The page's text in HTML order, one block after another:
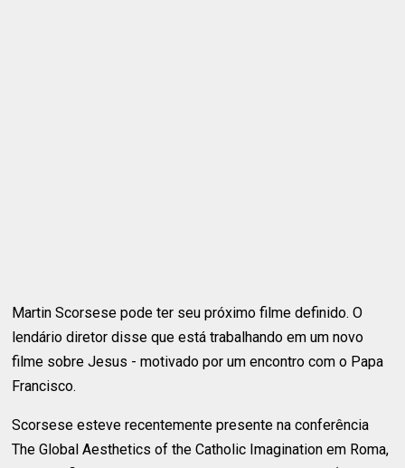
Martin Scorsese pode ter seu próximo filme definido. O
lendário diretor disse que está trabalhando em um novo
filme sobre Jesus - motivado por um encontro com o Papa
Francisco.
Scorsese esteve recentemente presente na conferência
The Global Aesthetics of the Catholic Imagination em Roma,